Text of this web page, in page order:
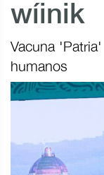
wíinik
Vacuna
humanos